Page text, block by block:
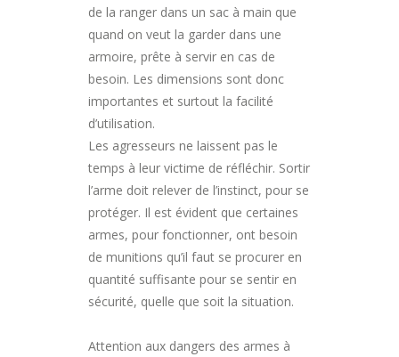
de la ranger dans un sac à main que
quand on veut la garder dans une
armoire, prête à servir en cas de
besoin. Les dimensions sont donc
importantes et surtout la facilité
d’utilisation.
Les agresseurs ne laissent pas le
temps à leur victime de réfléchir. Sortir
l’arme doit relever de l’instinct, pour se
protéger. Il est évident que certaines
armes, pour fonctionner, ont besoin
de munitions qu’il faut se procurer en
quantité suffisante pour se sentir en
sécurité, quelle que soit la situation.
Attention aux dangers des armes à